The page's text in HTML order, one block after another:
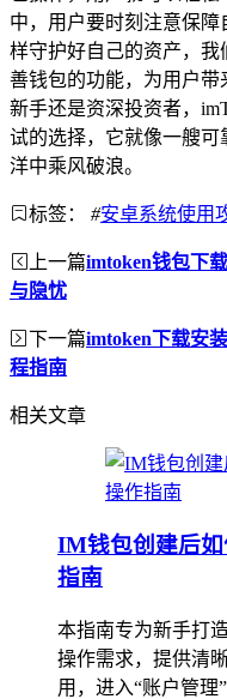
中，用户要时刻注意保
样守护好自己的资产，
善钱包的功能，为用户带
新手还是资深投资者，
试的选择，它就像一艘
洋中乘风破浪。
标签： #安卓系统使用
上一篇imtoken钱包下
与隐忧
下一篇imtoken下载安
程指南
相关文章
IM钱包创建后
指南
本指南专为新手打
操作需求，提供清
用，进入“账户管理